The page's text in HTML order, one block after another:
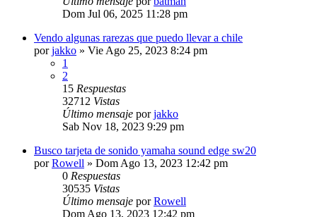
Dom Jul 06, 2025 11:28 pm
Vendo algunas rarezas que puedo llevar a chile
porjakko » Vie Ago 25, 2023 8:24 pm
1
2
15 Respuestas
32712 Vistas
Último mensaje porjakko
Sab Nov 18, 2023 9:29 pm
Busco tarjeta de sonido yamaha sound edge sw20
porRowell » Dom Ago 13, 2023 12:42 pm
0 Respuestas
30535 Vistas
Último mensaje porRowell
Dom Ago 13, 2023 12:42 pm